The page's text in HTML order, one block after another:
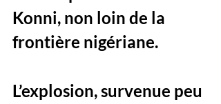
Konni, non loin de la
frontière nigériane.
L’explosion, survenue peu